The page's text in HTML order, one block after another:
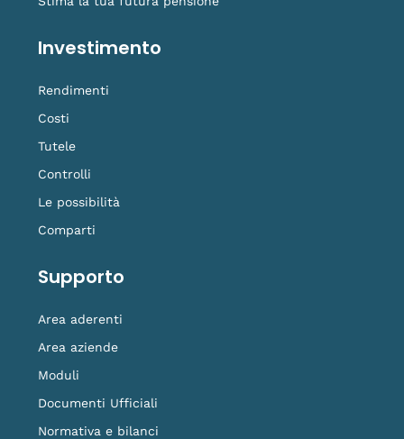
Investimento
Rendimenti
Costi
Tutele
Controlli
Le possibilità
Comparti
Supporto
Area aderenti
Area aziende
Moduli
Documenti Ufficiali
Normativa e bilanci